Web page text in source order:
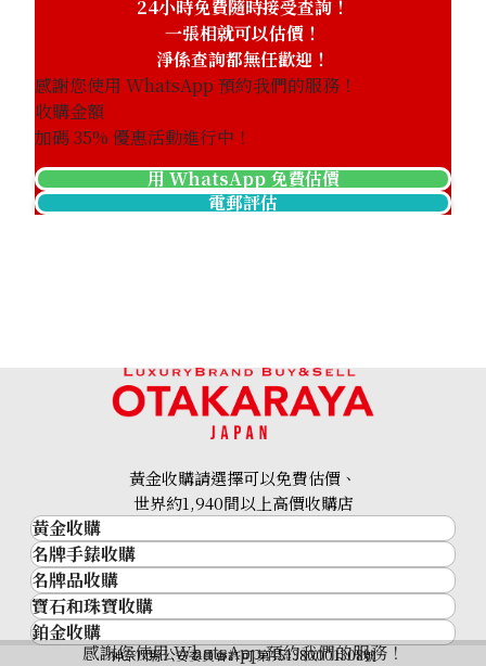
Pt･Pm900 Diamond Ring 2.081 ct
參考回收價
HKD 44,907.35
24小時免費隨時接受查詢！
一張相就可以估價！
淨係查詢都無任歡迎！
感謝您使用 WhatsApp 預約我們的服務！
收購金額
加碼35% 優惠活動進行中！
用 WhatsApp 免費估價
電郵評估
感謝您使用 WhatsApp 預約我們的服務！
黃金收購請選擇可以免費估價、
世界約1,940間以上高價收購店
黃金收購
黃金･金條
金條
金幣及銀幣
過去十年黃金價格
名牌手錶收購
名牌手錶收購
勞力士 (Rolex)
Patek Philippe
名牌品收購
名牌品收購
HERMES
寶石和珠寶收購
寶石和珠寶
鉑金收購
神奈川縣公安委員會許可 第451380001308號